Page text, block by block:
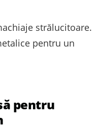
strălucitoare.
pentru un
pentru